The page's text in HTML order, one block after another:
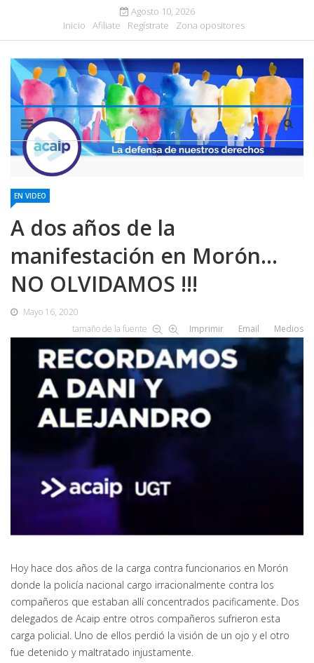
Agosto 10, 2026
Inicio
Afiliate Regístrate Zona opositores
EN VIDEO
A dos años de la
manifestación en Morón...
NO OLVIDAMOS !!!
Mayo 16, 2020
tamaño de la fuente
Imprimir Email Medios
Hoy hace dos años de la carga contra funcionarios en Morón
donde la policía nacional cargo irracionalmente contra los
compañeros que estaban allí concentrados pacificamente. Dos
delegados de Acaip entre otros compañeros sufrieron esta
carga policial. Uno de ellos perdió la visión de un ojo y el otro
fue detenido y maltratado injustamente.